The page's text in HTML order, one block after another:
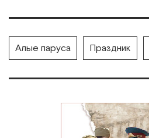
Алые паруса Праздник